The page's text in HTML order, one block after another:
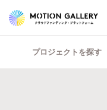
プロジェクトを探す